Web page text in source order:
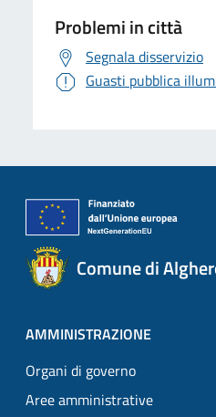
Problemi in città
Segnala disservizio
Guasti pubblica
Comune di
AMMINISTRAZIONE
Organi di governo
Aree amministrative